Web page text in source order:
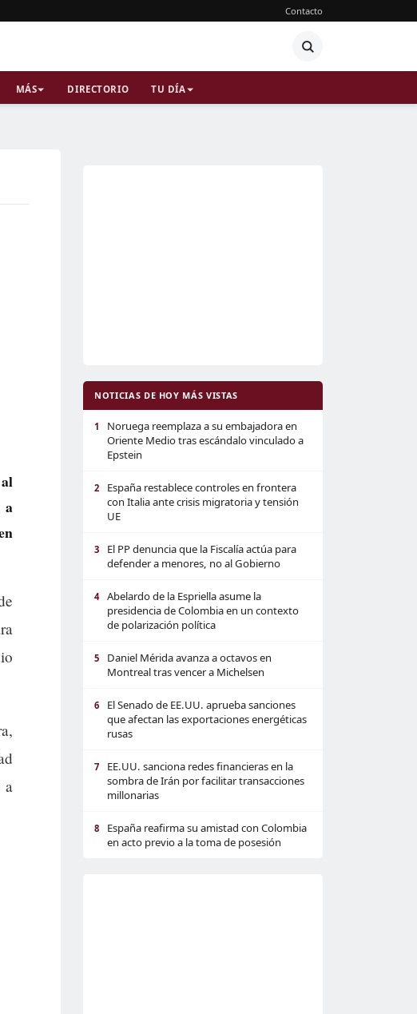
Contacto
MÁS DIRECTORIO TU DÍA
a
a
NOTICIAS DE HOY MÁS VISTAS
1
Noruega reemplaza a su embajadora en
Oriente Medio tras escándalo vinculado a
Epstein
2
España restablece controles en frontera
con Italia ante crisis migratoria y tensión
UE
3
El PP denuncia que la Fiscalía actúa para
defender a menores, no al Gobierno
4
Abelardo de la Espriella asume la
presidencia de Colombia en un contexto
de polarización política
5
Daniel Mérida avanza a octavos en
Montreal tras vencer a Michelsen
6
El Senado de EE.UU. aprueba sanciones
que afectan las exportaciones energéticas
rusas
7
EE.UU. sanciona redes financieras en la
sombra de Irán por facilitar transacciones
millonarias
8
España reafirma su amistad con Colombia
en acto previo a la toma de posesión